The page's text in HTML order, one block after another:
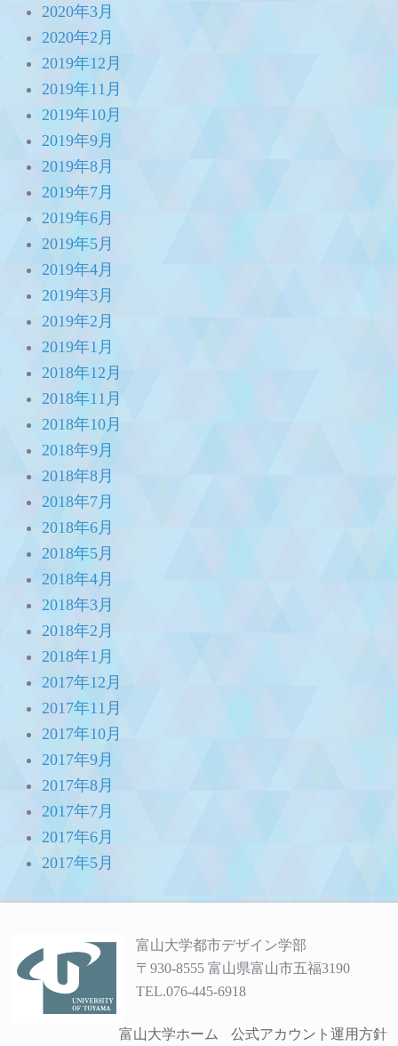
2020年3月
2020年2月
2019年12月
2019年11月
2019年10月
2019年9月
2019年8月
2019年7月
2019年6月
2019年5月
2019年4月
2019年3月
2019年2月
2019年1月
2018年12月
2018年11月
2018年10月
2018年9月
2018年8月
2018年7月
2018年6月
2018年5月
2018年4月
2018年3月
2018年2月
2018年1月
2017年12月
2017年11月
2017年10月
2017年9月
2017年8月
2017年7月
2017年6月
2017年5月
富山大学都市デザイン学部
〒930-8555 富山県富山市五福3190
TEL.076-445-6918
公式アカウント運用方針
富山大学ホーム